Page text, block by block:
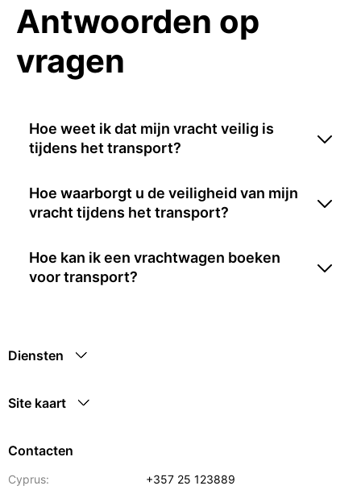
Antwoorden op
vragen
Hoe weet ik dat mijn vracht veilig is
tijdens het transport?
Hoe waarborgt u de veiligheid van mijn
vracht tijdens het transport?
Hoe kan ik een vrachtwagen boeken
voor transport?
Diensten
Site kaart
Contacten
Cyprus:
+357 25 123889